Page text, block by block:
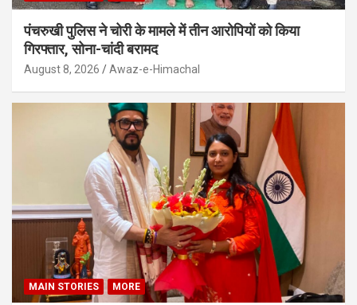
पंचरुखी पुलिस ने चोरी के मामले में तीन आरोपियों को किया
गिरफ्तार, सोना-चांदी बरामद
August 8, 2026 Awaz-e-Himachal
MAIN STORIES MORE